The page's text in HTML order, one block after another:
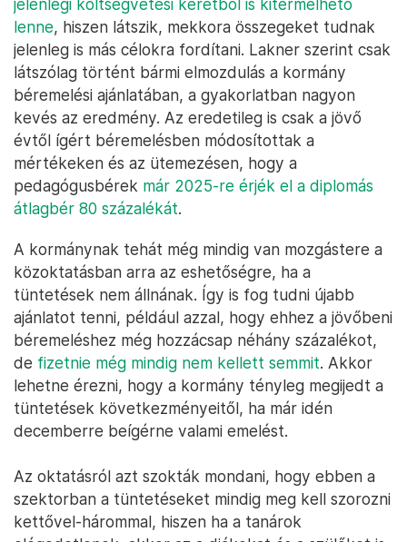
jelenlegi költségvetési keretből is kitermelhető
lenne, hiszen látszik, mekkora összegeket tudnak
jelenleg is más célokra fordítani. Lakner szerint csak
látszólag történt bármi elmozdulás a kormány
béremelési ajánlatában, a gyakorlatban nagyon
kevés az eredmény. Az eredetileg is csak a jövő
évtől ígért béremelésben módosítottak a
mértékeken és az ütemezésen, hogy a
pedagógusbérek már 2025-re érjék el a diplomás
átlagbér 80 százalékát.
A kormánynak tehát még mindig van mozgástere a
közoktatásban arra az eshetőségre, ha a
tüntetések nem állnának. Így is fog tudni újabb
ajánlatot tenni, például azzal, hogy ehhez a jövőbeni
béremeléshez még hozzácsap néhány százalékot,
de fizetnie még mindig nem kellett semmit. Akkor
lehetne érezni, hogy a kormány tényleg megijedt a
tüntetések következményeitől, ha már idén
decemberre beígérne valami emelést.
Az oktatásról azt szokták mondani, hogy ebben a
szektorban a tüntetéseket mindig meg kell szorozni
kettővel-hárommal, hiszen ha a tanárok